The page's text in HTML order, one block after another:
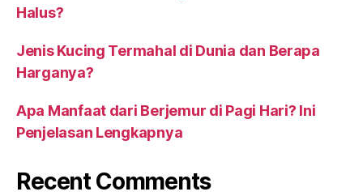
Halus?
Jenis Kucing Termahal di Dunia dan Berapa
Harganya?
Apa Manfaat dari Berjemur di Pagi Hari? Ini
Penjelasan Lengkapnya
Recent Comments